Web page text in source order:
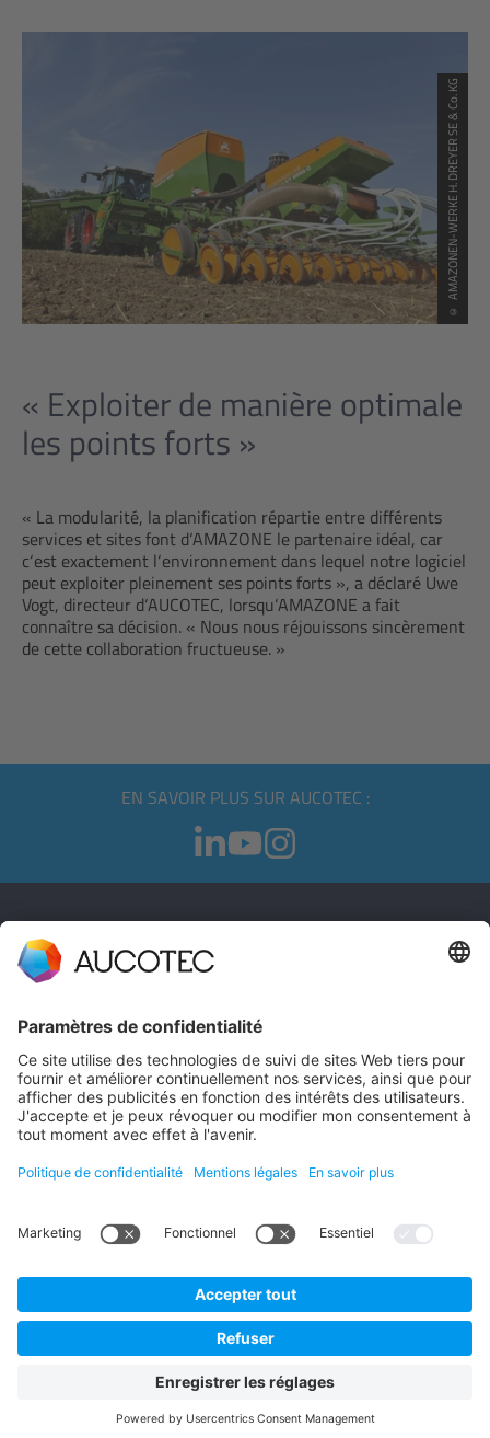
© AMAZONEN-WERKE H. DREYER SE & Co. KG
« Exploiter de manière optimale
les points forts »
« La modularité, la planification répartie entre différents
services et sites font d‘AMAZONE le partenaire idéal, car
c‘est exactement l‘environnement dans lequel notre logiciel
peut exploiter pleinement ses points forts », a déclaré Uwe
Vogt, directeur d‘AUCOTEC, lorsqu‘AMAZONE a fait
connaître sa décision. « Nous nous réjouissons sincèrement
de cette collaboration fructueuse. »
EN SAVOIR PLUS SUR AUCOTEC :
CONTACT
Téléphone +49 511 6103 0
AUCOTEC AG
30916 Isernhagen
La protection des données
Français